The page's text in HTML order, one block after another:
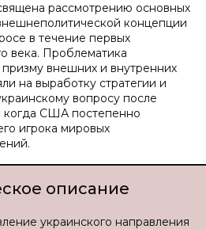
рассмотрению основных
концепции
в течение первых
века. Проблематика
призму внешних и внутренних
на выработку стратегии и
вопросу после
США постепенно
игрока мировых
описание
украинского направления